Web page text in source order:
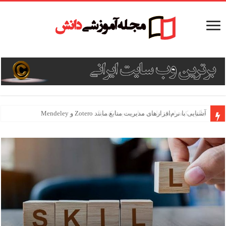
آشنایی با نرم‌افزارهای مدیریت منابع مانند Zotero و Mendeley